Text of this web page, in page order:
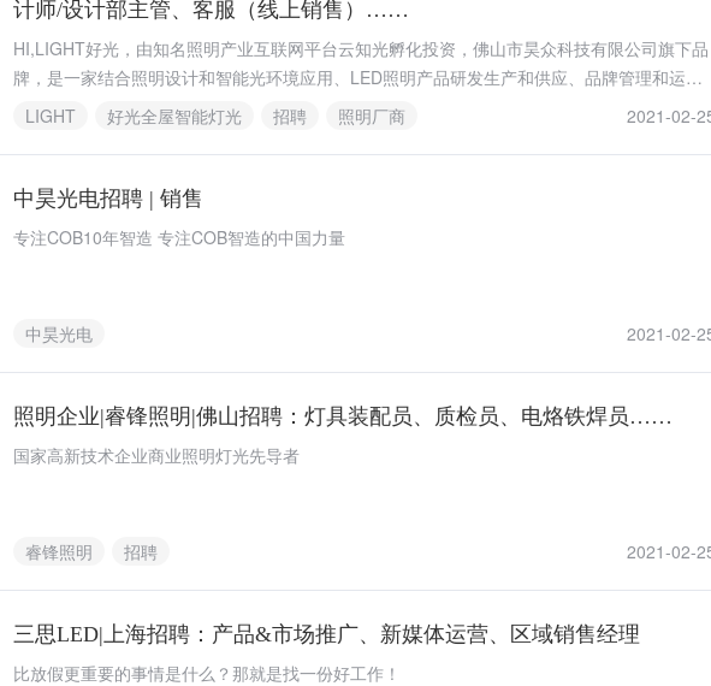
计师/设计部主管、客服（线上销售）……
HI,LIGHT好光，由知名照明产业互联网平台云知光孵化投资，佛山市昊众科技有限公司旗下品
牌，是一家结合照明设计和智能光环境应用、LED照明产品研发生产和供应、品牌管理和运营
服务为一体，为人们的美好生活提供全屋智能灯光专业解决方案的专家品牌。
LIGHT 好光全屋智能灯光 招聘 照明厂商 2021-02-
中昊光电招聘 | 销售
专注COB10年智造 专注COB智造的中国力量
中昊光电 2021-02-
照明企业|睿锋照明|佛山招聘：灯具装配员、质检员、电烙铁焊员……
国家高新技术企业商业照明灯光先导者
睿锋照明 招聘 2021-02-
三思LED|上海招聘：产品&市场推广、新媒体运营、区域销售经理
比放假更重要的事情是什么？那就是找一份好工作！